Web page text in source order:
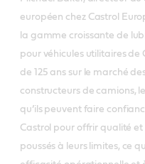
européen chez Castrol
la gamme croissante de
pour véhicules utilitaires
de 125 ans sur le marché
constructeurs de camions,
qu’ils peuvent faire
Castrol pour offrir qualité et
poussés à leurs limites, ce